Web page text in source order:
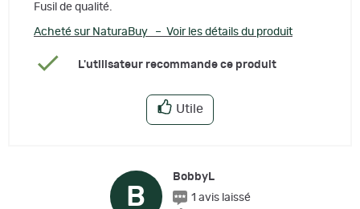
Fusil de qualité.
Acheté sur NaturaBuy – Voir les détails du produit
L'utilisateur recommande ce produit
Utile
B
BobbyL
1 avis laissé